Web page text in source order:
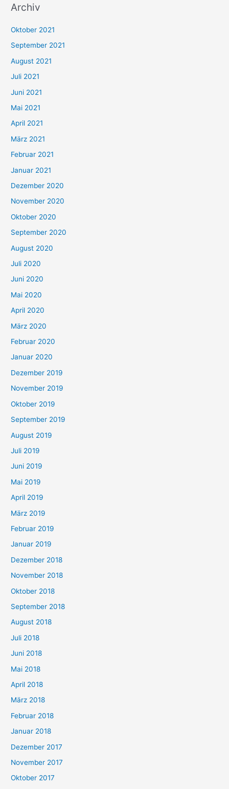
c
n
n
a
c
h
:
Archiv
Oktober 2021
September 2021
August 2021
Juli 2021
Juni 2021
Mai 2021
April 2021
März 2021
Februar 2021
Januar 2021
Dezember 2020
November 2020
Oktober 2020
September 2020
August 2020
Juli 2020
Juni 2020
Mai 2020
April 2020
März 2020
Februar 2020
Januar 2020
Dezember 2019
November 2019
Oktober 2019
September 2019
August 2019
Juli 2019
Juni 2019
Mai 2019
April 2019
März 2019
Februar 2019
Januar 2019
Dezember 2018
November 2018
Oktober 2018
September 2018
August 2018
Juli 2018
Juni 2018
Mai 2018
April 2018
März 2018
Februar 2018
Januar 2018
Dezember 2017
November 2017
Oktober 2017